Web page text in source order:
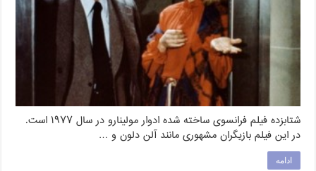
شتابزده فیلم فرانسوی ساخته شده ادوار مولینارو در سال ۱۹۷۷ است.
در این فیلم بازیگران مشهوری مانند آلن دلون و …
ادامه